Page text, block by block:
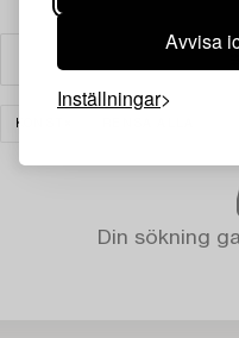
Avvisa
Inställningar
KONST
Din sökning